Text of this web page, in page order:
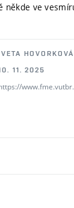
někde ve
HOVORKOVÁ
11. 2025